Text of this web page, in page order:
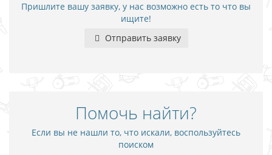
Пришлите вашу заявку, у нас возможно есть то что вы
ищите!
Отправить заявку
Помочь найти?
Если вы не нашли то, что искали, воспользуйтесь
поиском